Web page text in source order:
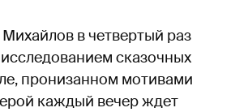
в четвертый раз
сказочных
пронизанном мотивами
каждый вечер ждет